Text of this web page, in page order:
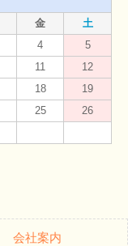
金
土
4
5
11
12
18
19
25
26
会社案内